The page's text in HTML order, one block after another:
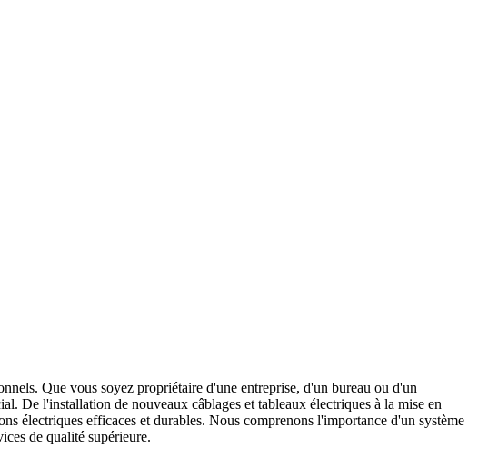
Que vous soyez propriétaire d'une entreprise, d'un bureau ou d'un
De l'installation de nouveaux câblages et tableaux électriques à la mise en
électriques efficaces et durables. Nous comprenons l'importance d'un système
de qualité supérieure.